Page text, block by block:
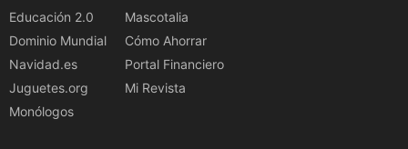
Educación 2.0
Dominio Mundial
Navidad.es
Juguetes.org
Monólogos
Mascotalia
Cómo Ahorrar
Portal Financiero
Mi Revista